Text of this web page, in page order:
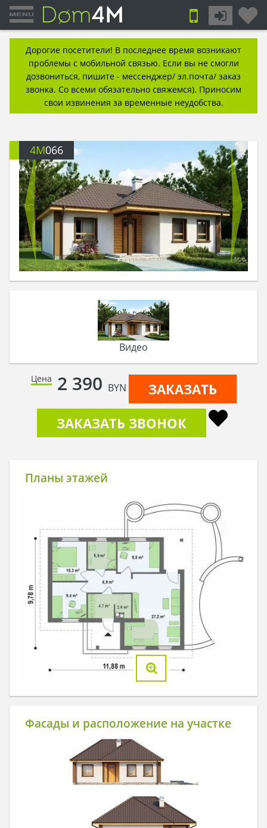
Дорогие посетители! В последнее время возникают
проблемы с мобильной связью. Если вы не смогли
дозвониться, пишите - мессенджер/ эл.почта/ заказ
звонка. Со всеми обязательно свяжемся). Приносим
свои извинения за временные неудобства.
4M066
Видео
Цена 2 390 BYN
ЗАКАЗАТЬ
ЗАКАЗАТЬ ЗВОНОК
Планы этажей
Фасады и расположение на участке